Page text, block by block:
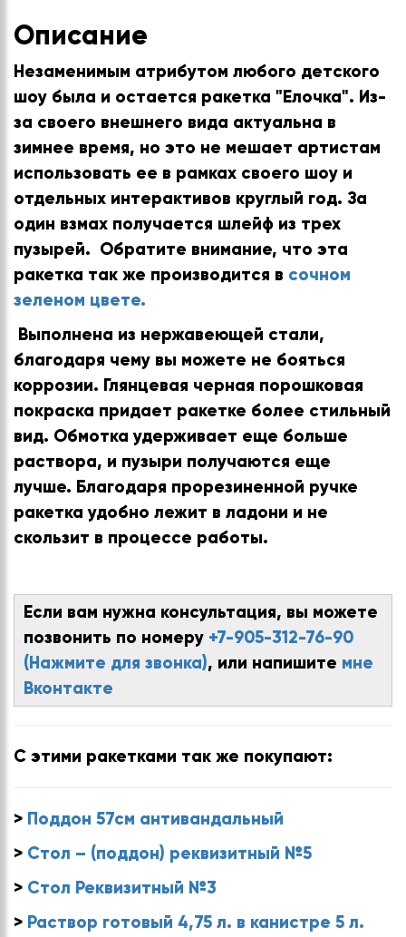
Описание
Незаменимым атрибутом любого детского
шоу была и остается ракетка "Елочка". Из-
за своего внешнего вида актуальна в
зимнее время, но это не мешает артистам
использовать ее в рамках своего шоу и
отдельных интерактивов круглый год. За
один взмах получается шлейф из трех
пузырей. Обратите внимание, что эта
ракетка так же производится в сочном
зеленом цвете.
Выполнена из нержавеющей стали,
благодаря чему вы можете не бояться
коррозии. Глянцевая черная порошковая
покраска придает ракетке более стильный
вид. Обмотка удерживает еще больше
раствора, и пузыри получаются еще
лучше. Благодаря прорезиненной ручке
ракетка удобно лежит в ладони и не
скользит в процессе работы.
Если вам нужна консультация, вы можете
позвонить по номеру +7-905-312-76-90
(Нажмите для звонка), или напишите мне
Вконтакте
С этими ракетками так же покупают:
> Поддон 57см антивандальный
> Стол – (поддон) реквизитный №5
> Стол Реквизитный №3
> Раствор готовый 4,75 л. в канистре 5 л.